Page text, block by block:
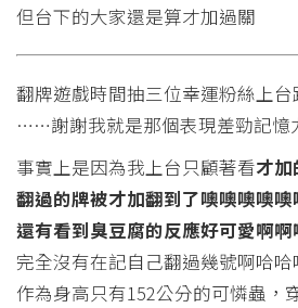
但台下的大家還是算才加過關
翻牌遊戲時間抽三位幸運粉絲上台
……謝謝我就是那個表現差勁記憶
事實上是因為我上台只顧著看才加
翻過的牌被才加翻到了噢噢噢噢噢
還有看到臭豆腐的反應好可愛啊
完全沒有在記自己翻過幾號啊哈哈
作為身高只有152公分的可憐蟲，